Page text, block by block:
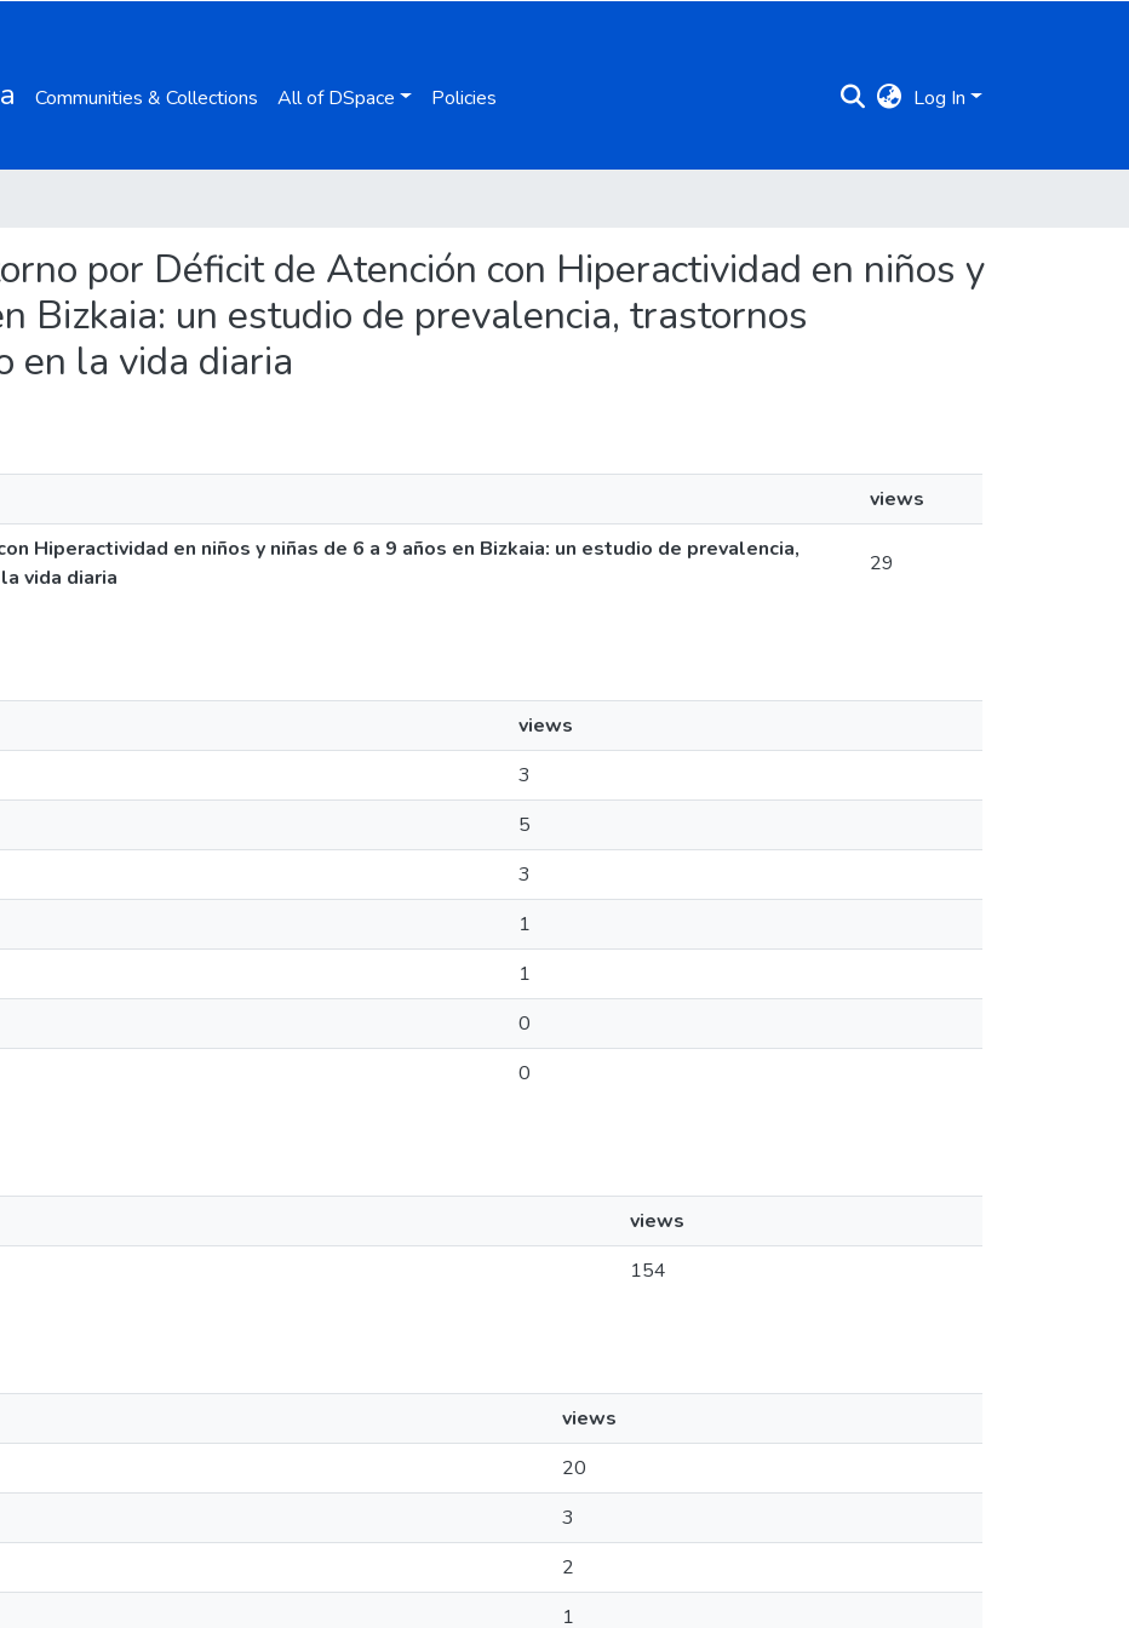
Communities & Collections All of DSpace Policies Log In
por Déficit de Atención con Hiperactividad en niños y
Bizkaia: un estudio de prevalencia, trastornos
en la vida diaria
views
Hiperactividad en niños y niñas de 6 a 9 años en Bizkaia: un estudio de prevalencia,
vida diaria
29
views
3
5
3
1
1
0
0
views
154
views
20
3
2
1